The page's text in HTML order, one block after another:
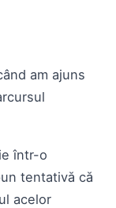
am ajuns
într-o
tentativă că
acelor